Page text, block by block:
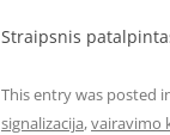
Straipsnis
This entry was posted
signalizacija,vairavimo